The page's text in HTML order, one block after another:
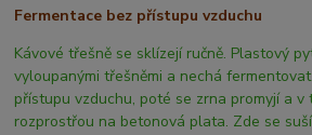
Fermentace bez přístupu vzduchu
Kávové třešně se sklízejí ručně. Plastový
vyloupanými třešněmi a nechá
přístupu vzduchu, poté se zrna promyjí a v
rozprostřou na betonová plata. Zde se